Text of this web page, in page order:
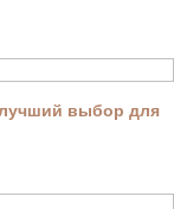
выбор для